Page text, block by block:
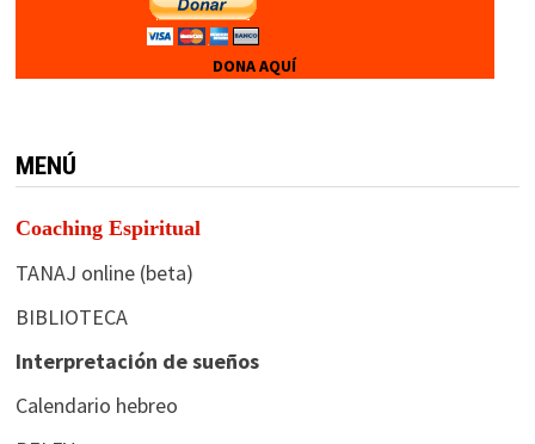
DONA AQUÍ
MENÚ
Coaching Espiritual
TANAJ online (beta)
BIBLIOTECA
Interpretación de sueños
Calendario hebreo